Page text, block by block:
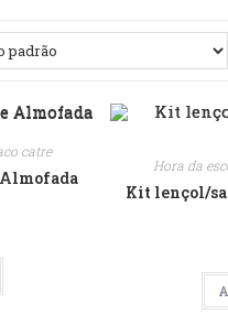
catre
Hora da
Kit lençol/